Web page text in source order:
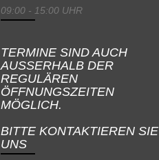
09:00 - 15:00 UHR
TERMINE SIND AUCH
AUSSERHALB DER
REGULÄREN
ÖFFNUNGSZEITEN
MÖGLICH.
BITTE KONTAKTIEREN SIE
UNS